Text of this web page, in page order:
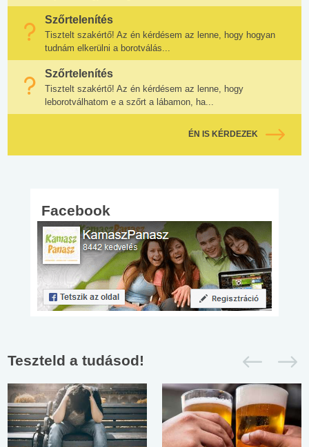
Szőrtelenítés
Tisztelt szakértő! Az én kérdésem az lenne, hogy hogyan
tudnám elkerülni a borotválás...
Szőrtelenítés
Tisztelt szakértő! Az én kérdésem az lenne, hogy
leborotválhatom e a szőrt a lábamon, ha...
ÉN IS KÉRDEZEK
Facebook
Teszteld a tudásod!